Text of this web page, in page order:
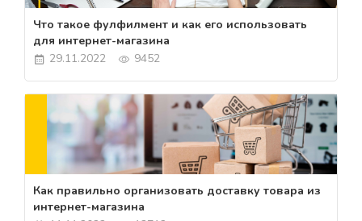
Что такое фулфилмент и как его использовать
для интернет-магазина
29.11.2022
9452
Как правильно организовать доставку товара из
интернет-магазина